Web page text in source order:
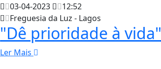
03-04-2023
12:52
Freguesia da Luz - Lagos
"Dê prioridade à vida"
Ler Mais